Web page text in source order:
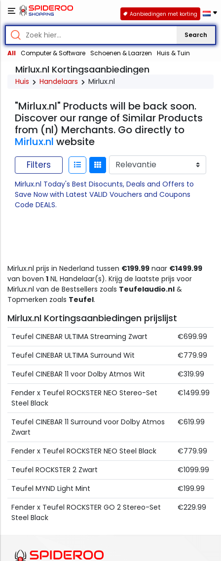
Search
All Computer & Software Schoenen & Laarzen Huis & Tuin
Aanbiedingen met korting
Mirlux.nl Kortingsaanbiedingen
Huis Handelaars Mirlux.nl
"Mirlux.nl" Products will be back soon.
Discover our range of Similar Products
from (nl) Merchants. Go directly to
Mirlux.nl website
Filters
Mirlux.nl Today's Best Disocunts, Deals and Offers to
Save Now with Latest VALID Vouchers and Coupons
Code DEALS.
Mirlux.nl prijs in Nederland tussen €199.99 naar €1499.99
van boven 1 NL Handelaar(s). Krijg de laatste prijs voor
Mirlux.nl van de Bestsellers zoals Teufelaudio.nl &
Topmerken zoals Teufel.
Mirlux.nl Kortingsaanbiedingen prijslijst
Teufel CINEBAR ULTIMA Streaming Zwart
€699.99
Teufel CINEBAR ULTIMA Surround Wit
€779.99
Teufel CINEBAR 11 voor Dolby Atmos Wit
€319.99
Fender x Teufel ROCKSTER NEO Stereo-Set
Steel Black
€1499.99
Teufel CINEBAR 11 Surround voor Dolby Atmos
Zwart
€619.99
Fender x Teufel ROCKSTER NEO Steel Black
€779.99
Teufel ROCKSTER 2 Zwart
€1099.99
Teufel MYND Light Mint
€199.99
Fender x Teufel ROCKSTER GO 2 Stereo-Set
Steel Black
€229.99